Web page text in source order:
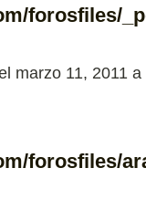
forosfiles/
marzo 11, 2011
forosfiles/